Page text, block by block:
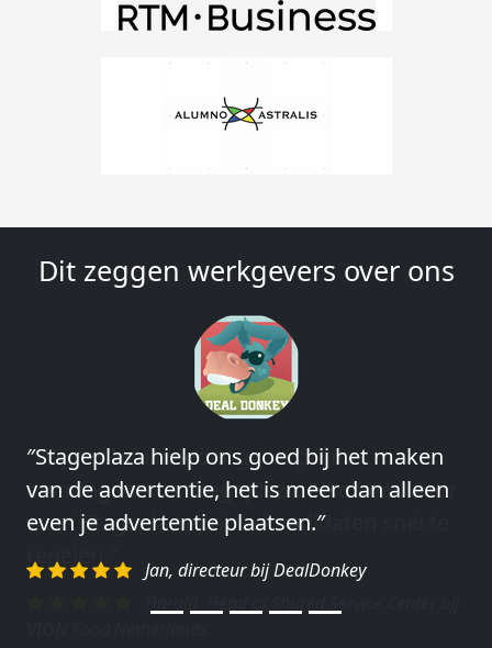
Dit zeggen werkgevers over ons
″Wij hebben in ieder geval prima
ervaringen met Stageplaza: elke keer weer
weet Stageplaza prima kandidaten snel te
regelen.″